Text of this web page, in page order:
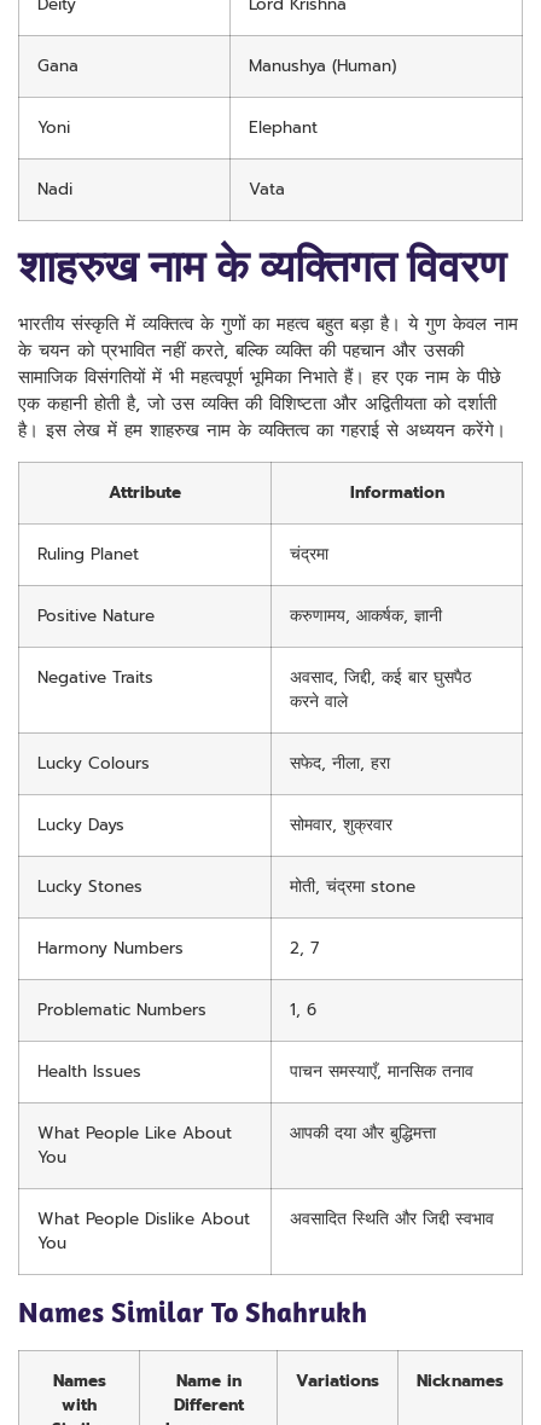
Gana Manushya (Human)
Yoni Elephant
Nadi Vata
शाहरुख नाम के व्यक्तिगत विवरण
भारतीय संस्कृति में व्यक्तित्व के गुणों का महत्व बहुत बड़ा है। ये गुण केवल नाम
के चयन को प्रभावित नहीं करते, बल्कि व्यक्ति की पहचान और उसकी
सामाजिक विसंगतियों में भी महत्वपूर्ण भूमिका निभाते हैं। हर एक नाम के पीछे
एक कहानी होती है, जो उस व्यक्ति की विशिष्टता और अद्वितीयता को दर्शाती
है। इस लेख में हम शाहरुख नाम के व्यक्तित्व का गहराई से अध्ययन करेंगे।
Attribute Information
Ruling Planet चंद्रमा
Positive Nature करुणामय, आकर्षक, ज्ञानी
Negative Traits
अवसाद, जिद्दी, कई बार घुसपैठ
करने वाले
Lucky Colours सफेद, नीला, हरा
Lucky Days सोमवार, शुक्रवार
Lucky Stones मोती, चंद्रमा stone
Harmony Numbers 2, 7
Problematic Numbers 1, 6
Health Issues पाचन समस्याएँ, मानसिक तनाव
What People Like About
You
आपकी दया और बुद्धिमत्ता
What People Dislike About
You
अवसादित स्थिति और जिद्दी स्वभाव
Names Similar To Shahrukh
Names
with
Name in
Different
Variations Nicknames